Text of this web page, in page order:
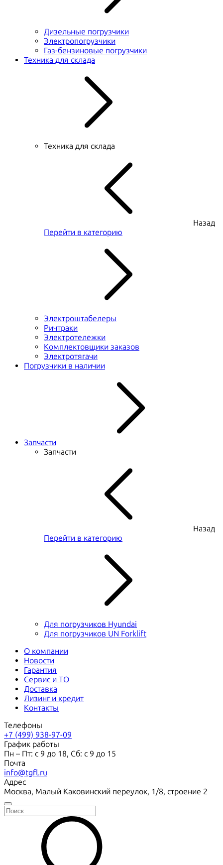
Дизельные погрузчики
Электропогрузчики
Газ-бензиновые погрузчики
Техника для склада
Техника для склада
Назад
Перейти в категорию
Электроштабелеры
Ричтраки
Электротележки
Комплектовщики заказов
Электротягачи
Погрузчики в наличии
Запчасти
Запчасти
Назад
Перейти в категорию
Для погрузчиков Hyundai
Для погрузчиков UN Forklift
О компании
Новости
Гарантия
Сервис и ТО
Доставка
Лизинг и кредит
Контакты
Телефоны
+7 (499) 938-97-09
График работы
Пн – Пт: с 9 до 18, Сб: с 9 до 15
Почта
info@tgfl.ru
Адрес
Москва, Малый Каковинский переулок, 1/8, строение 2